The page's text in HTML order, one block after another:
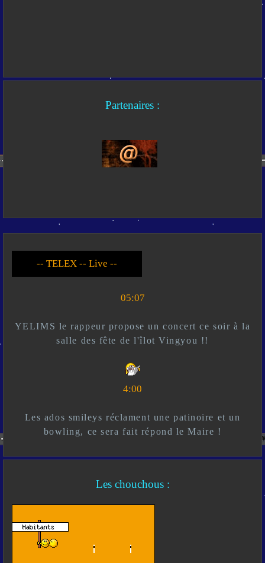
Partenaires :
-- Live --- TELEX --
-- *)^^(* --
05:07
YELIMS le rappeur propose un concert ce soir à la
salle des fête de l'îlot Vingyou !!
4:00
Les ados smileys réclament une patinoire et un
bowling, ce sera fait répond le Maire !
Les chouchous :